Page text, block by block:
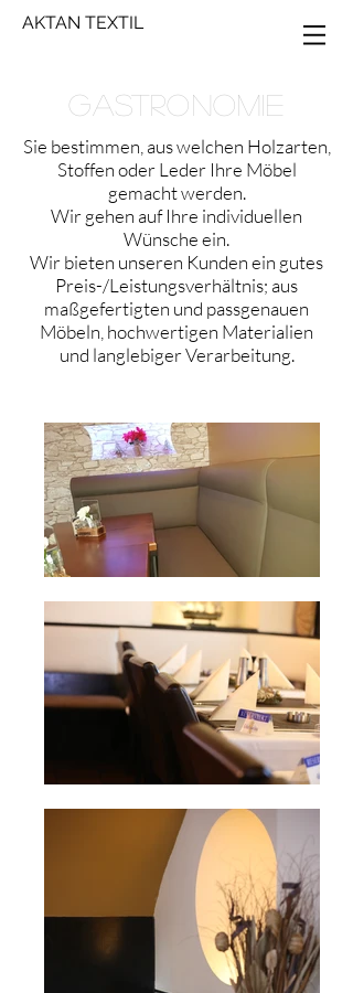
AKTAN TEXTIL
GASTRONOMIE
Sie bestimmen, aus welchen Holzarten,
Stoffen oder Leder Ihre Möbel
gemacht werden.
Wir gehen auf Ihre individuellen
Wünsche ein.
Wir bieten unseren Kunden ein gutes
Preis-/Leistungsverhältnis; aus
maßgefertigten und passgenauen
Möbeln, hochwertigen Materialien
und langlebiger Verarbeitung.